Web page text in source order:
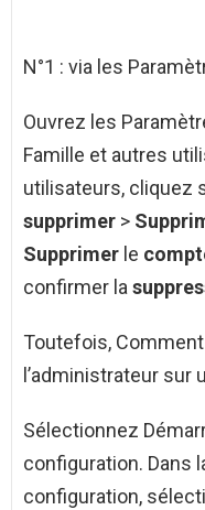
N°1 : via les
Ouvrez les
Famille et autres
utilisateurs, cliquez
supprimer >
Supprimer le
confirmer la
Toutefois,
l’administrateur sur
Sélectionnez
configuration. Dans
configuration,